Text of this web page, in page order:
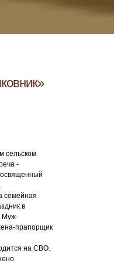
сельском
-
семейная
в
Муж-
прапорщик
на СВО.